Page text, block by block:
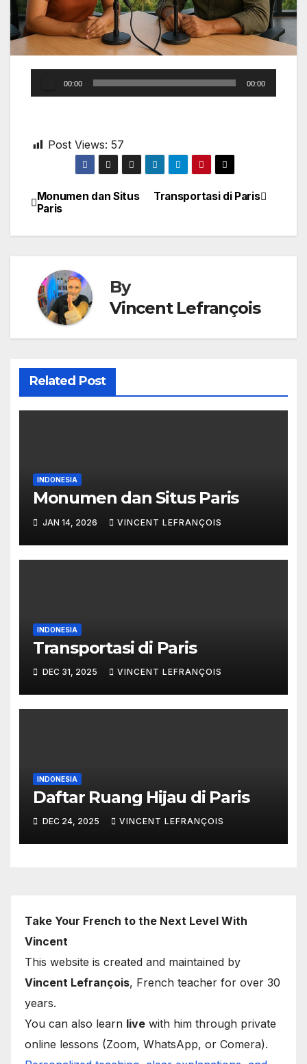
Player
00:00 00:00
Post Views: 57
Post
navigation
Transportasi di Paris
Monumen dan Situs
Paris
By
Vincent Lefrançois
Related Post
INDONESIA
Monumen dan Situs Paris
JAN 14, 2026 VINCENT LEFRANÇOIS
INDONESIA
Transportasi di Paris
DEC 31, 2025 VINCENT LEFRANÇOIS
INDONESIA
Daftar Ruang Hijau di Paris
DEC 24, 2025 VINCENT LEFRANÇOIS
Take Your French to the Next Level With
Vincent
This website is created and maintained by
Vincent Lefrançois, French teacher for over 30
years.
You can also learn live with him through private
online lessons (Zoom, WhatsApp, or Comera).